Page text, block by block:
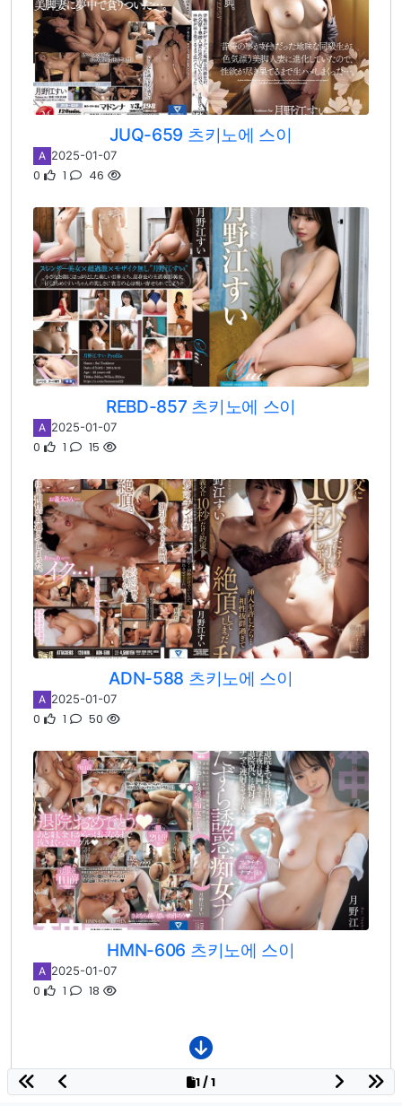
JUQ-659 츠키노에 스이
A 2025-01-07
0 1 46
REBD-857 츠키노에 스이
A 2025-01-07
0 1 15
ADN-588 츠키노에 스이
A 2025-01-07
0 1 50
HMN-606 츠키노에 스이
A 2025-01-07
0 1 18
1 / 1